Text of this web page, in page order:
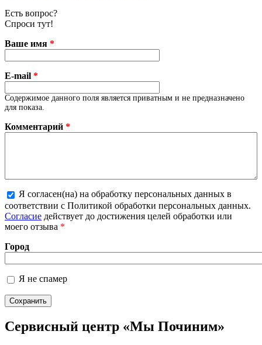
Есть вопрос?
Спроси тут!
Ваше имя *
E-mail *
Содержимое данного поля является приватным и не предназначено
для показа.
Комментарий *
Более подробная информация о текстовых
форматах
Я согласен(на) на обработку персональных данных в
соответствии с Политикой обработки персональных данных.
Согласие действует до достижения целей обработки или
моего отзыва *
Город
Я не спамер
Я спамер
Сервисный центр «Мы Починим»